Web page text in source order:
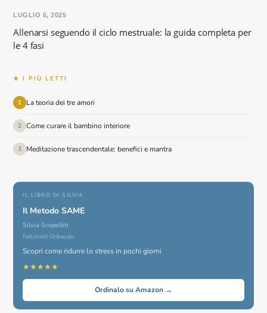
Allenarsi seguendo il ciclo mestruale: la guida completa per
le 4 fasi
LUGLIO 6, 2025
★ I PIÙ LETTI
1 La teoria dei tre amori
2 Come curare il bambino interiore
3 Meditazione trascendentale: benefici e mantra
IL LIBRO DI SILVIA
Il Metodo SAME
Silvia Scopelliti
Feltrinelli Gribaudo
Scopri come ridurre lo stress in pochi giorni
★★★★★
Ordinalo su Amazon →